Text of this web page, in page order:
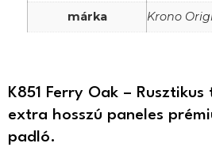
márka Krono
K851 Ferry Oak –
extra hosszú paneles
padló.